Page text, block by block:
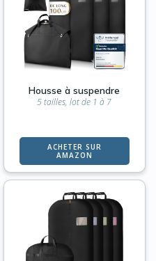
Housse à suspendre
5 tailles, lot de 1 à 7
ACHETER SUR
AMAZON